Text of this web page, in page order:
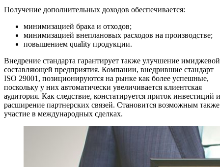
Получение дополнительных доходов обеспечивается:
минимизацией брака и отходов;
минимизацией внеплановых расходов на производстве;
повышением quality продукции.
Внедрение стандарта гарантирует также улучшение имиджевой
составляющей предприятия. Компании, внедрившие стандарт
ISO 29001, позиционируются на рынке как более успешные,
поскольку у них автоматически увеличивается клиентская
аудитория. Как следствие, констатируется приток инвестиций и
расширение партнерских связей. Становится возможным также
участие в международных сделках.